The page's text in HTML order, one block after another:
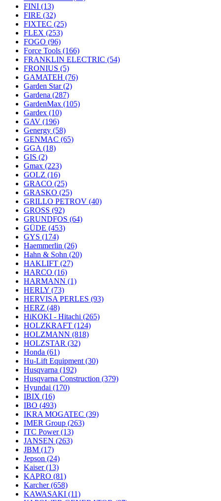
FINI (13)
FIRE (32)
FIXTEC (25)
FLEX (253)
FOGO (96)
Force Tools (166)
FRANKLIN ELECTRIC (54)
FRONIUS (5)
GAMATEH (76)
Garden Star(2)
Gardena (287)
GardenMax (105)
Gardex (10)
GAV (196)
Genergy (58)
GENMAC (65)
GGA (18)
GIS (2)
Gmax (223)
GOLZ (16)
GRACO (25)
GRASKO (25)
GRILLO PETROV (40)
GROSS (92)
GRUNDFOS (64)
GÜDE (453)
GYS (174)
Haemmerlin (26)
Hahn & Sohn (20)
HAKLIFT (27)
HARCO (16)
HARMANN (1)
HERLY (73)
HERVISA PERLES (93)
HERZ (48)
HiKOKI - Hitachi (265)
HOLZKRAFT (124)
HOLZMANN (818)
HOLZSTAR (32)
Honda (61)
Hu-Lift Equipment (30)
Husqvarna (192)
Husqvarna Construction (379)
Hyundai (170)
IBIX (16)
IBO (493)
IKRA MOGATEC (39)
IMER Group (263)
ITC Power(13)
JANSEN (263)
JBM (17)
Jepson (24)
Kaiser(13)
KAPRO (81)
Karcher(658)
KAWASAKI (11)